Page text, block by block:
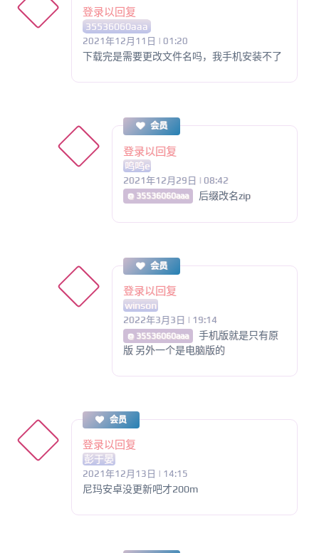
登录以回复
35536060aaa
2021年12月11日 | 01:20
下载完是需要更改文件名吗，我手机安装不了
会员
登录以回复
呜呜e
2021年12月29日 | 08:42
@ 35536060aaa 后缀改名zip
会员
登录以回复
winson
2022年3月3日 | 19:14
@ 35536060aaa
手机版就是只有原
版 另外一个是电脑版的
会员
登录以回复
彭于晏
2021年12月13日 | 14:15
尼玛安卓没更新吧才200m